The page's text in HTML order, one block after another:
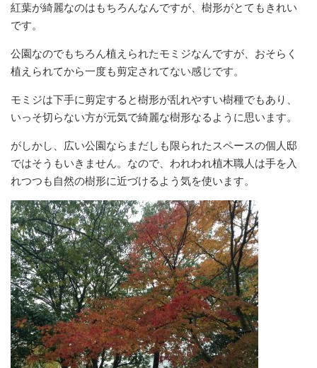
紅葉が綺麗なのはもちろんなんですが、樹形がとてもきれい
です。
公園なのでもちろん植えられたモミジなんですが、おそらく
植えられてから一度も剪定されてない感じです。
モミジは下手に剪定すると樹形が乱れやすい樹種でもあり、
いっそ切らない方が元気で綺麗な樹形なるように思います。
がしかし、広い公園ならまだしも限られたスペースの個人邸
ではそうもいきません。なので、われわれ植木職人は手を入
れつつも自然の樹形に近づけるよう気を使います。